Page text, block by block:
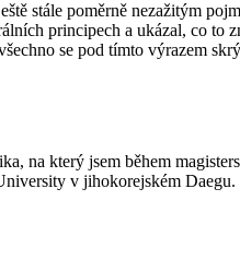
stále poměrně nezažitým
principech a ukázal, co to
se pod tímto výrazem
který jsem během
v jihokorejském Daegu.